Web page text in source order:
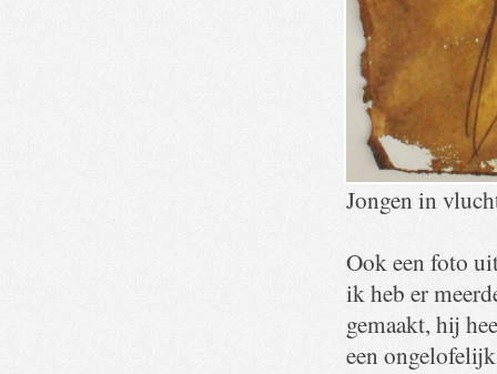
Jongen in
Ook een foto
ik heb er
gemaakt, hij
een